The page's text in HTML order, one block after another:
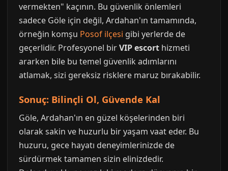
vermekten" kaçının. Bu güvenlik önlemleri
sadece Göle için değil, Ardahan'ın tamamında,
örneğin komşu Posof ilçesi gibi yerlerde de
geçerlidir. Profesyonel birVIP escort hizmeti
ararken bile bu temel güvenlik adımlarını
atlamak, sizi gereksiz risklere maruz bırakabilir.
Sonuç: Bilinçli Ol, Güvende Kal
Göle, Ardahan'ın en güzel köşelerinden biri
olarak sakin ve huzurlu bir yaşam vaat eder. Bu
huzuru, gece hayatı deneyimlerinizde de
sürdürmek tamamen sizin elinizdedir.